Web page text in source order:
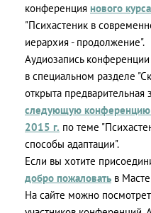
конференция нового курса
"Психастеник в
иерархия - продолжение".
Аудиозапись конференции
в специальном разделе
открыта предварительная
следующую конференцию
2015 г. по теме
способы адаптации".
Если вы хотите
добро пожаловать в
На сайте можно